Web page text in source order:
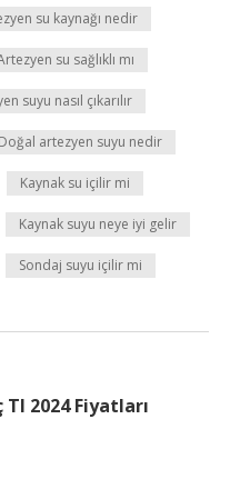
su kaynağı nedir
su sağlıklı mı
suyu nasıl çıkarılır
Doğal artezyen suyu nedir
Kaynak su içilir mi
Kaynak suyu neye iyi gelir
Sondaj suyu içilir mi
2024 Fiyatları